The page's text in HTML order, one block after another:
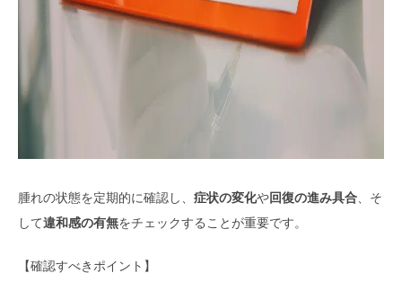
腫れの状態を定期的に確認し、 症状の変化や回復の進み具合 、そ
して違和感の有無をチェックすることが重要です。
【確認すべきポイント】